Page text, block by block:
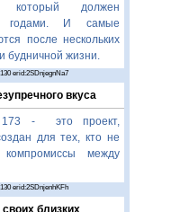
который должен
годами. И самые
после нескольких
будничной жизни.
erid:2SDnjegnNa7
вкуса
- это проект,
для тех, кто не
между
erid:2SDnjenhKFh
близких